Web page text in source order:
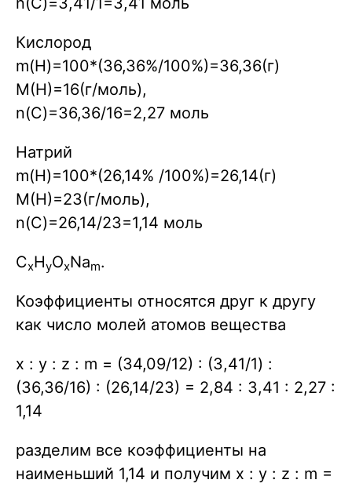
Кислород
m(H)=100*(36,36%/100%)=36,36(г)
M(H)=16(г/моль),
n(C)=36,36/16=2,27 моль
Натрий
m(H)=100*(26,14% /100%)=26,14(г)
M(H)=23(г/моль),
n(C)=26,14/23=1,14 моль
CxHyOxNam.
Коэффициенты относятся друг к другу
как число молей атомов вещества
x : y : z : m = (34,09/12) : (З,41/1) :
(36,36/16) : (26,14/23) = 2,84 : 3,41 : 2,27 :
1,14
разделим все коэффициенты на
наименьший 1,14 и получим x : y : z : m =